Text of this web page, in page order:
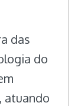
das
do
atuando